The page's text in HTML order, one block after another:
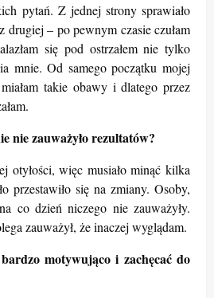
pytań. Z jednej strony sprawiało
drugiej – po pewnym czasie czułam
się pod ostrzałem nie tylko
mnie. Od samego początku mojej
takie obawy i dlatego przez
nie zauważyło rezultatów?
otyłości, więc musiało minąć kilka
przestawiło się na zmiany. Osoby,
co dzień niczego nie zauważyły.
zauważył, że inaczej wyglądam.
bardzo motywująco i zachęcać do